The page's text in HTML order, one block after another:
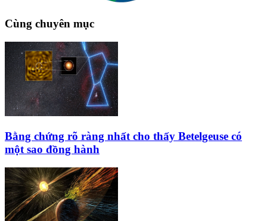
Cùng chuyên mục
Bằng chứng rõ ràng nhất cho thấy Betelgeuse có
một sao đồng hành